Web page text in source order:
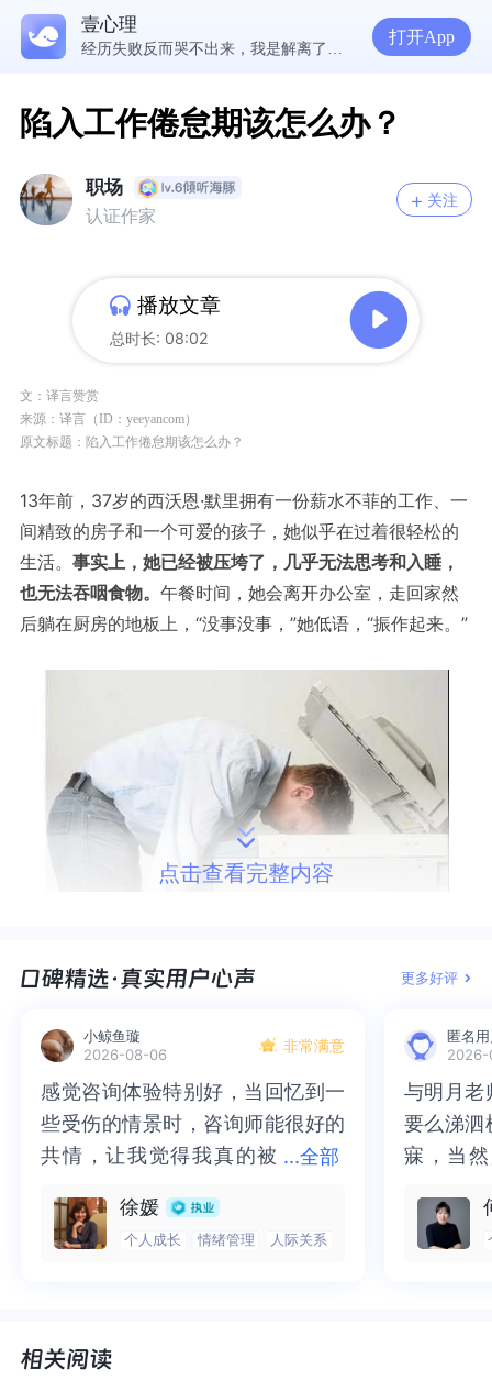
壹心理
打开App
陷入工作倦怠期该怎么办？
职场
认证作家
关注
播放文章
总时长: 08:02
文： 译言赞赏
来源： 译言（ID：yeeyancom）
原文标题：陷入工作倦怠期该怎么办？
13年前，37岁的西沃恩·默里拥有一份薪水不菲的工作、一
间精致的房子和一个可爱的孩子，她似乎在过着很轻松的
生活。 事实上，她已经被压垮了，几乎无法思考和入睡，
也无法吞咽食物。 午餐时间，她会离开办公室，走回家然
后躺在厨房的地板上，“没事没事，”她低语，“振作起来。”
但休完产假回到都柏林工作的第一天，默里就被派往伦敦
意识到她不能满足别人对她的期望，
但是当你身在其中的
时候，你只能继续前进。
“每个决定都让我胸口一阵剧痛，
胃里七上八下，吃不下东西。”
默里每天坐在办公桌前，脑袋砰砰乱响，下巴因太过紧张
麻木，暂时感受不到疼痛，还可以放松我的肌肉，放松我
的思想，”默里会就这样睡着，然后两个小时才醒来，她花
点击查看完整内容
更多好评
小鲸鱼璇
2026-08-06
非常满意
...全部
感觉咨询体验特别好，当回忆到一
些受伤的情景时，咨询师能很好的
共情，让我觉得我真的被
一部分未处理的情绪被注意到了，
而且当咨询师准确说出我当时的情
觉轻快了很多，感觉轻松了。很感
谢咨询师姐姐！
感觉咨询体验特别好，当回忆到一
些受伤的情景时，咨询师能很好的
共情，让我觉得我真的被抱住了。
处理的情绪被注意到了，而且当咨
询师准确说出我当时的情绪，我感
了很多，感觉轻松了。很感谢咨询
师姐姐！
徐媛
个人成长 情绪管理 人际关系
匿名
2026-
与明月老
要么涕泗
寐，当
来，觉
再困于
与明月老
要么涕泗
寐，当然
不必再
梏，更